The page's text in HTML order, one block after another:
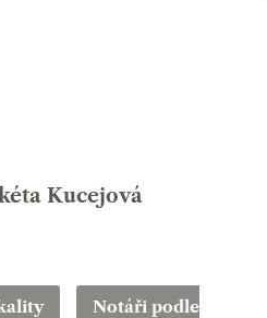
Kucejová
Notáři podle